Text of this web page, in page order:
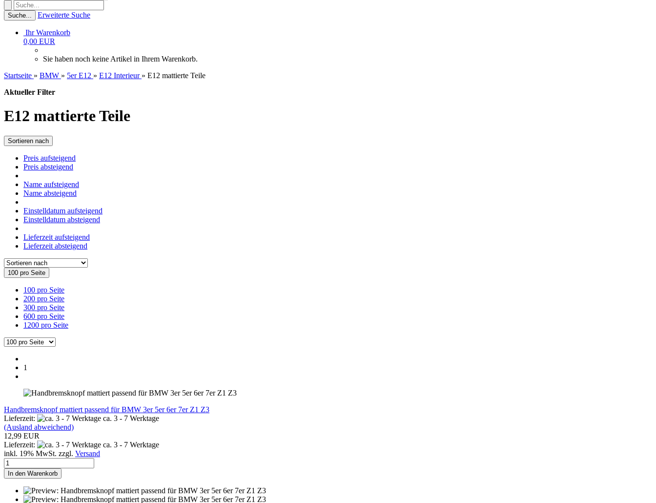
Suche... Erweiterte Suche
Ihr Warenkorb
0,00 EUR
Sie haben noch keine Artikel in Ihrem Warenkorb.
Startseite » BMW » 5er E12 » E12 Interieur » E12 mattierte Teile
Aktueller Filter
E12 mattierte Teile
Sortieren nach
Preis aufsteigend
Preis absteigend
Name aufsteigend
Name absteigend
Einstelldatum aufsteigend
Einstelldatum absteigend
Lieferzeit aufsteigend
Lieferzeit absteigend
100 pro Seite
100 pro Seite
200 pro Seite
300 pro Seite
600 pro Seite
1200 pro Seite
1
Handbremsknopf mattiert passend für BMW 3er 5er 6er 7er Z1 Z3
Lieferzeit:
ca. 3 - 7 Werktage
(Ausland abweichend)
12,99 EUR
Lieferzeit:
ca. 3 - 7 Werktage
inkl. 19% MwSt. zzgl. Versand
In den Warenkorb